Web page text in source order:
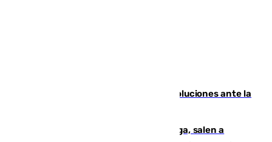
Más de 15.000 ceutíes claman por soluciones ante la
Los vecinos de Pedregalejo en Málaga, salen a